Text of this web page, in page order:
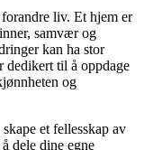
liv. Et hjem er
samvær og
kan ha stor
dedikert til å oppdage
og
et fellesskap av
dele dine egne